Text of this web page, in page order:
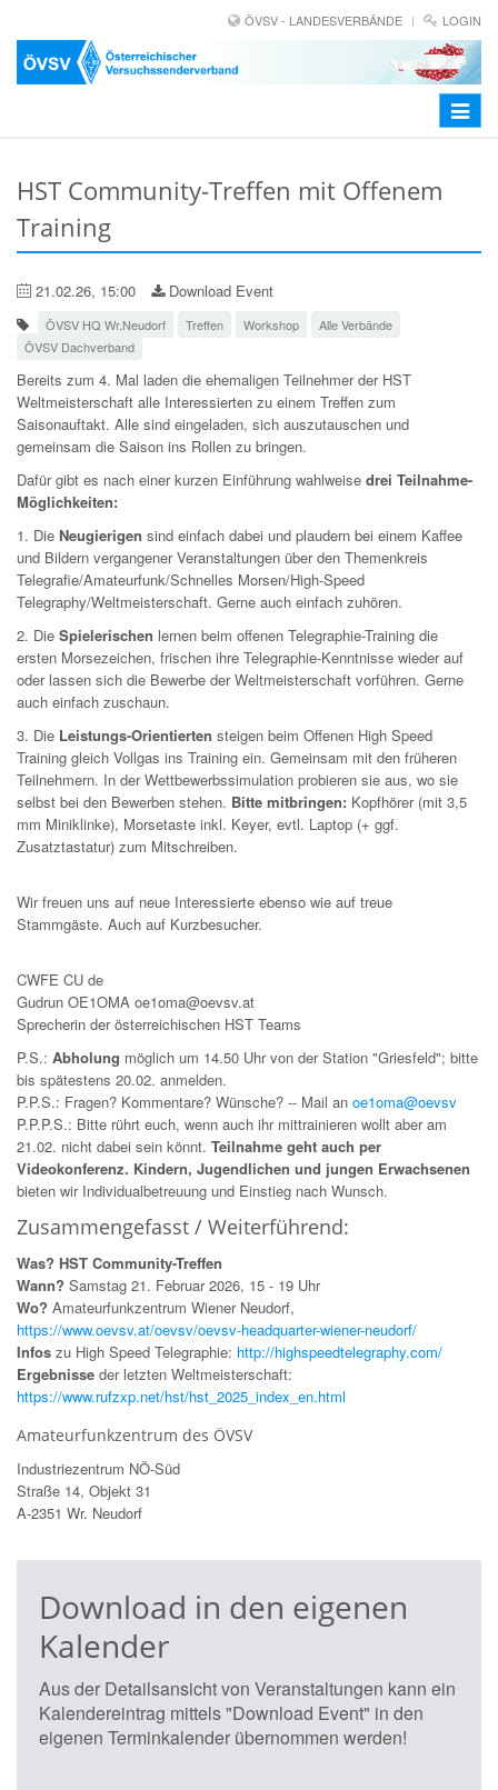
ÖVSV - LANDESVERBÄNDE LOGIN
Toggle
HST Community-Treffen mit Offenem
Training
21.02.26, 15:00 Download Event
ÖVSV HQ Wr.Neudorf Treffen Workshop
Alle Verbände
ÖVSV Dachverband
Bereits zum 4. Mal laden die ehemaligen Teilnehmer der HST
Weltmeisterschaft alle Interessierten zu einem Treffen zum
Saisonauftakt. Alle sind eingeladen, sich auszutauschen und
gemeinsam die Saison ins Rollen zu bringen.
Dafür gibt es nach einer kurzen Einführung wahlweise drei Teilnahme-
Möglichkeiten:
1. Die Neugierigen sind einfach dabei und plaudern bei einem Kaffee
und Bildern vergangener Veranstaltungen über den Themenkreis
Telegrafie/Amateurfunk/Schnelles Morsen/High-Speed
Telegraphy/Weltmeisterschaft. Gerne auch einfach zuhören.
2. Die Spielerischen lernen beim offenen Telegraphie-Training die
ersten Morsezeichen, frischen ihre Telegraphie-Kenntnisse wieder auf
oder lassen sich die Bewerbe der Weltmeisterschaft vorführen. Gerne
auch einfach zuschaun.
3. Die Leistungs-Orientierten steigen beim Offenen High Speed
Training gleich Vollgas ins Training ein. Gemeinsam mit den früheren
Teilnehmern. In der Wettbewerbssimulation probieren sie aus, wo sie
selbst bei den Bewerben stehen. Bitte mitbringen: Kopfhörer (mit 3,5
mm Miniklinke), Morsetaste inkl. Keyer, evtl. Laptop (+ ggf.
Zusatztastatur) zum Mitschreiben.
Wir freuen uns auf neue Interessierte ebenso wie auf treue
Stammgäste. Auch auf Kurzbesucher.
CWFE CU de
Gudrun OE1OMA oe1oma@oevsv.at
Sprecherin der österreichischen HST Teams
P.S.: Abholung möglich um 14.50 Uhr von der Station "Griesfeld"; bitte
bis spätestens 20.02. anmelden.
P.P.S.: Fragen? Kommentare? Wünsche? -- Mail an oe1oma@oevsv
P.P.P.S.: Bitte rührt euch, wenn auch ihr mittrainieren wollt aber am
21.02. nicht dabei sein könnt. Teilnahme geht auch per
Videokonferenz. Kindern, Jugendlichen und jungen Erwachsenen
bieten wir Individualbetreuung und Einstieg nach Wunsch.
Zusammengefasst / Weiterführend:
Was? HST Community-Treffen
Wann? Samstag 21. Februar 2026, 15 - 19 Uhr
Wo? Amateurfunkzentrum Wiener Neudorf,
https://www.oevsv.at/oevsv/oevsv-headquarter-wiener-neudorf/
Infos zu High Speed Telegraphie: http://highspeedtelegraphy.com/
Ergebnisse der letzten Weltmeisterschaft:
https://www.rufzxp.net/hst/hst_2025_index_en.html
Amateurfunkzentrum des ÖVSV
Industriezentrum NÖ-Süd
Straße 14, Objekt 31
A-2351 Wr. Neudorf
Download in den eigenen
Kalender
Aus der Detailsansicht von Veranstaltungen kann ein
Kalendereintrag mittels "Download Event" in den
eigenen Terminkalender übernommen werden!